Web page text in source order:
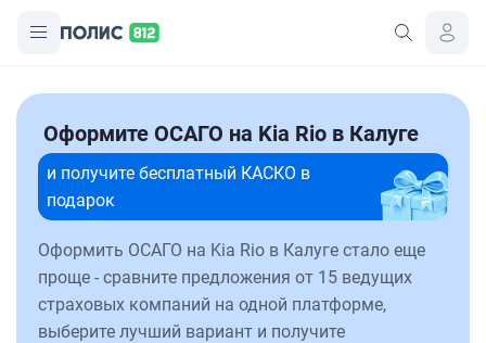
Оформите ОСАГО на Kia Rio в Калуге
и получите бесплатный КАСКО в
подарок
Оформить ОСАГО на Kia Rio в Калуге стало еще
проще - сравните предложения от 15 ведущих
страховых компаний на одной платформе,
выберите лучший вариант и получите